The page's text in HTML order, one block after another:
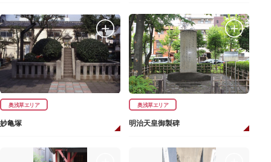
奥浅草エリア
妙亀塚
奥浅草エリア
明治天皇御製碑